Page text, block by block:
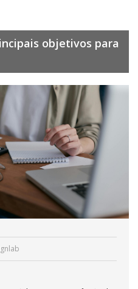
objetivos para